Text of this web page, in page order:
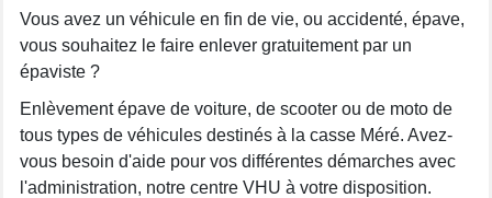
Vous avez un véhicule en fin de vie, ou accidenté, épave,
vous souhaitez le faire enlever gratuitement par un
épaviste ?
Enlèvement épave de voiture, de scooter ou de moto de
tous types de véhicules destinés à la casse Méré. Avez-
vous besoin d'aide pour vos différentes démarches avec
l'administration, notre centre VHU à votre disposition.